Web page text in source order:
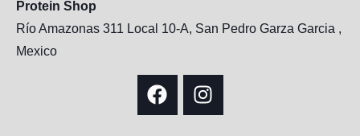
Protein Shop
Río Amazonas 311 Local 10-A, San Pedro Garza Garcia ,
Mexico